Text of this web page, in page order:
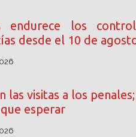
endurece los
desde el 10 de
las visitas a los
esperar